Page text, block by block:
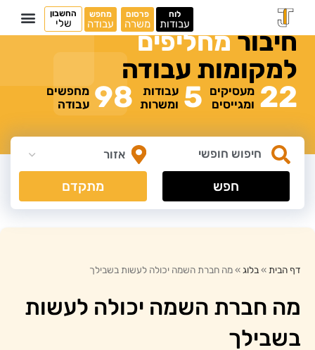
לוח
עבודות
פרסום
משרה
מחפש
עבודה
החשבון
שלי
חיבורמחליפים
למקומות עבודה
22 מעסיקים
ומגייסים
5 עבודות
ומשרות 98 מחפשים
עבודה
חפש מתקדם
דף הבית »בלוג »מה חברת השמה יכולה לעשות בשבילך
מה חברת השמה יכולה לעשות
בשבילך